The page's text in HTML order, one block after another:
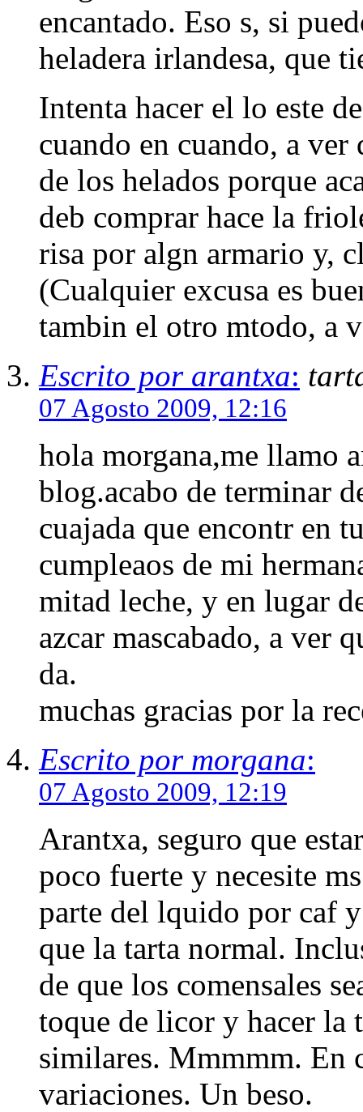
encantado. Eso s, si
heladera irlandesa, que
Intenta hacer el lo este
cuando en cuando, a ver
de los helados porque
deb comprar hace la
risa por algn armario y,
(Cualquier excusa es
tambin el otro mtodo, a
Escrito por arantxa:
07 Agosto 2009, 12:16
hola morgana,me llamo
blog.acabo de terminar
cuajada que encontr en
cumpleaos de mi
mitad leche, y en lugar
azcar mascabado, a ver
da.
muchas gracias por la
Escrito por morgana:
07 Agosto 2009, 12:19
Arantxa, seguro que
poco fuerte y necesite
parte del lquido por caf
que la tarta normal.
de que los comensales
toque de licor y hacer la
similares. Mmmmm. En
variaciones. Un beso.